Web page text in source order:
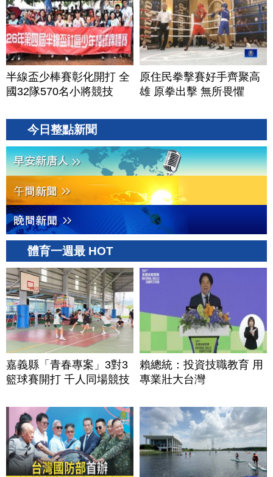
半線盃少棒賽彰化開打 全
國32隊570名小將競技
原住民拳擊賽好手齊聚高
雄 原拳出擊 無所畏懼
今日整點新聞
體育一週最 HOT
嘉義縣「青春專案」3對3
籃球賽開打 千人同場競技
賴總統：投資技職教育 用
專業壯大台灣